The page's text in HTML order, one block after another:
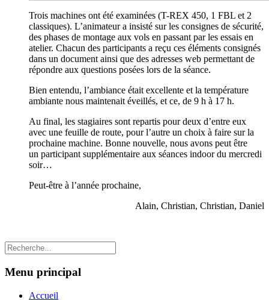
Trois machines ont été examinées (T-REX 450, 1 FBL et 2
classiques). L’animateur a insisté sur les consignes de sécurité,
des phases de montage aux vols en passant par les essais en
atelier. Chacun des participants a reçu ces éléments consignés
dans un document ainsi que des adresses web permettant de
répondre aux questions posées lors de la séance.
Bien entendu, l’ambiance était excellente et la température
ambiante nous maintenait éveillés, et ce, de 9 h à 17 h.
Au final, les stagiaires sont repartis pour deux d’entre eux
avec une feuille de route, pour l’autre un choix à faire sur la
prochaine machine. Bonne nouvelle, nous avons peut être
un participant supplémentaire aux séances indoor du mercredi
soir…
Peut-être à l’année prochaine,
Alain, Christian, Christian, Daniel
Menu principal
Accueil